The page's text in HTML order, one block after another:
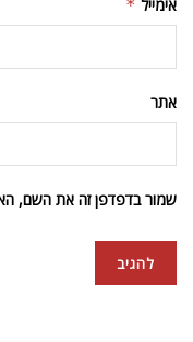
אימייל *
אתר
שמור בדפדפן זה את השם,